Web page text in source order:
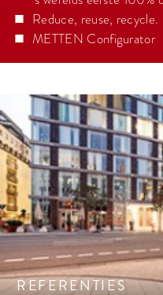
Reduce, reuse,
METTEN Configurator
REFERENTIES
Referentie